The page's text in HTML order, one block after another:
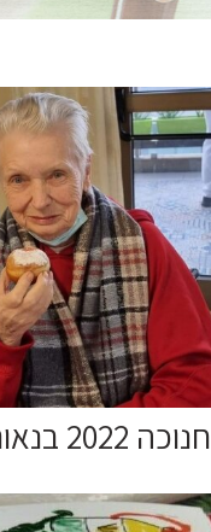
חנוכה 2022 בנאות השרון